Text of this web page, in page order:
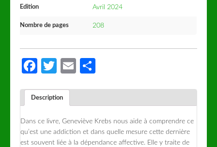
Edition Avril 2024
Nombre de pages 208
Facebook
Twitter
Email
Description
Dans ce livre, Geneviève Krebs nous aide à comprendre ce
qu’est une addiction et dans quelle mesure cette dernière
est souvent liée à la dépendance affective. Elle y traite de